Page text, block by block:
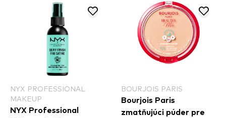
NYX PROFESSIONAL
MAKEUP
NYX Professional
BOURJOIS PARIS
Bourjois Paris
zmatňujúci púder pre